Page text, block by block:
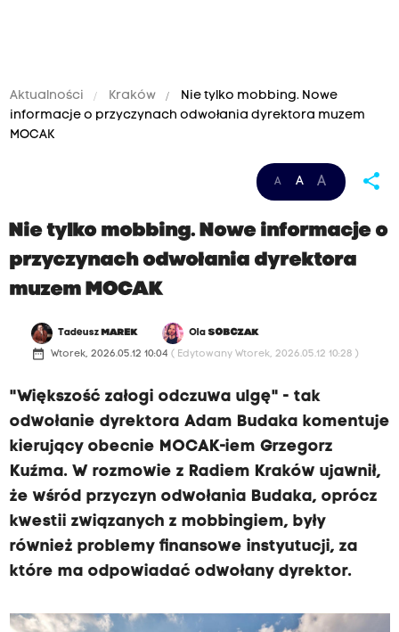
Aktualności Kraków
Nie tylko mobbing. Nowe
informacje o przyczynach odwołania dyrektora muzem
MOCAK
A A A share
Nie tylko mobbing. Nowe informacje o
przyczynach odwołania dyrektora
muzem MOCAK
Tadeusz MAREK OlaSOBCZAK
date_range Wtorek, 2026.05.12 10:04 ( Edytowany Wtorek, 2026.05.12 10:28 )
"Większość załogi odczuwa ulgę" - tak
odwołanie dyrektora Adam Budaka komentuje
kierujący obecnie MOCAK-iem Grzegorz
Kuźma. W rozmowie z Radiem Kraków ujawnił,
że wśród przyczyn odwołania Budaka, oprócz
kwestii związanych z mobbingiem, były
również problemy finansowe instyutucji, za
które ma odpowiadać odwołany dyrektor.